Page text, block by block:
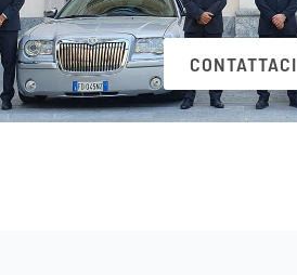
CONTATTACI